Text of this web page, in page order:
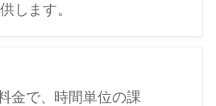
します。
金で、時間単位の課